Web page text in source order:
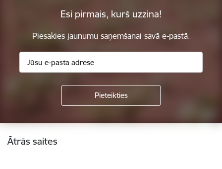
Esi pirmais, kurš uzzina!
Piesakies jaunumu saņemšanai savā e-pastā.
Kājene
Ātrās saites